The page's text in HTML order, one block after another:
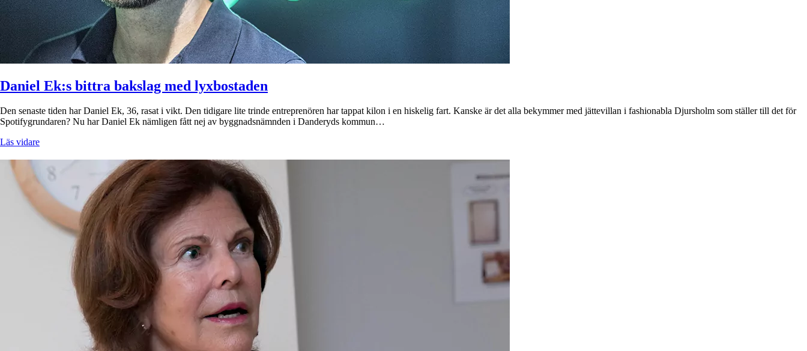
Daniel Ek:s bittra bakslag med lyxbostaden
Den senaste tiden har Daniel Ek, 36, rasat i vikt. Den tidigare lite trinde entreprenören har tappat kilon i en hiskelig fart. Kanske är det alla bekymmer med jättevillan i fashionabla Djursholm som ställer till det för
Spotifygrundaren? Nu har Daniel Ek nämligen fått nej av byggnadsnämnden i Danderyds kommun…
Läs vidare